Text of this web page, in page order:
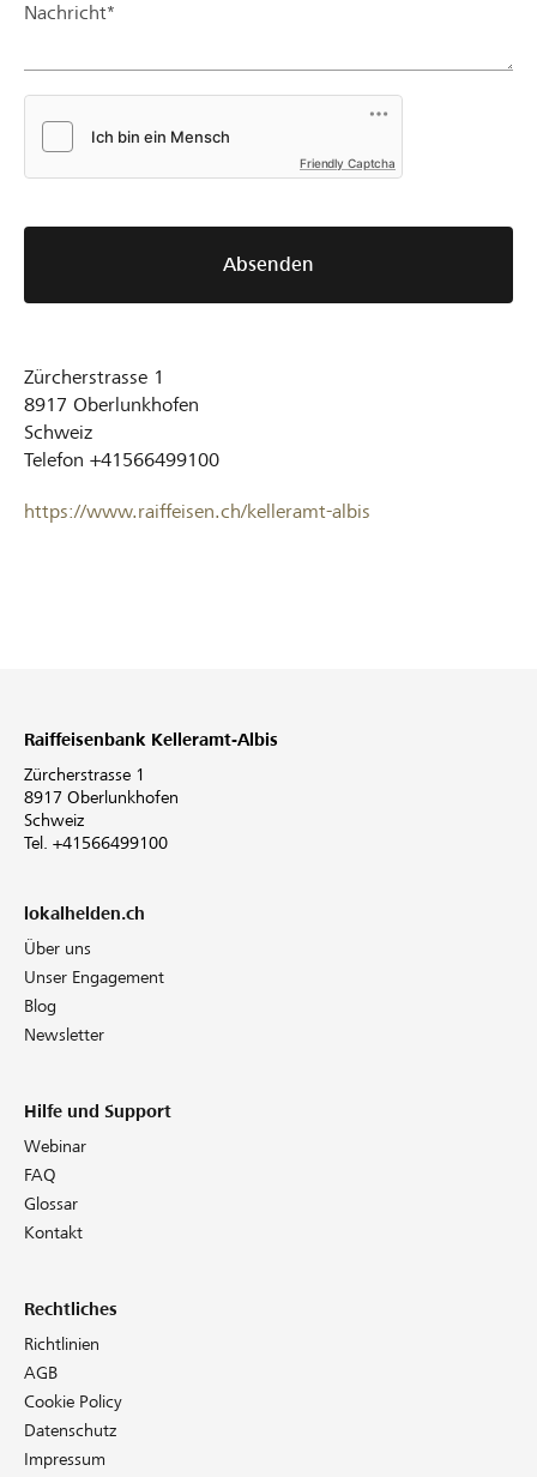
Nachricht*
Friendly Captcha
Absenden
Zürcherstrasse 1
8917 Oberlunkhofen
Schweiz
Telefon +41566499100
https://www.raiffeisen.ch/kelleramt-albis
Raiffeisenbank Kelleramt-Albis
Zürcherstrasse 1
8917 Oberlunkhofen
Schweiz
Tel. +41566499100
lokalhelden.ch
Über uns
Unser Engagement
Blog
Newsletter
Hilfe und Support
Webinar
FAQ
Glossar
Kontakt
Rechtliches
Richtlinien
AGB
Cookie Policy
Datenschutz
Impressum